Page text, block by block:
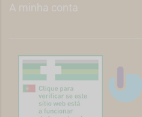
A minha conta